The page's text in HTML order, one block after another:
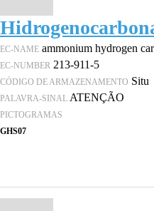
EC-NAME ammonium hydrogen
EC-NUMBER 213-911-5
CÓDIGO DE ARMAZENAMENTO Situ
PALAVRA-SINAL ATENÇÃO
PICTOGRAMAS
GHS07